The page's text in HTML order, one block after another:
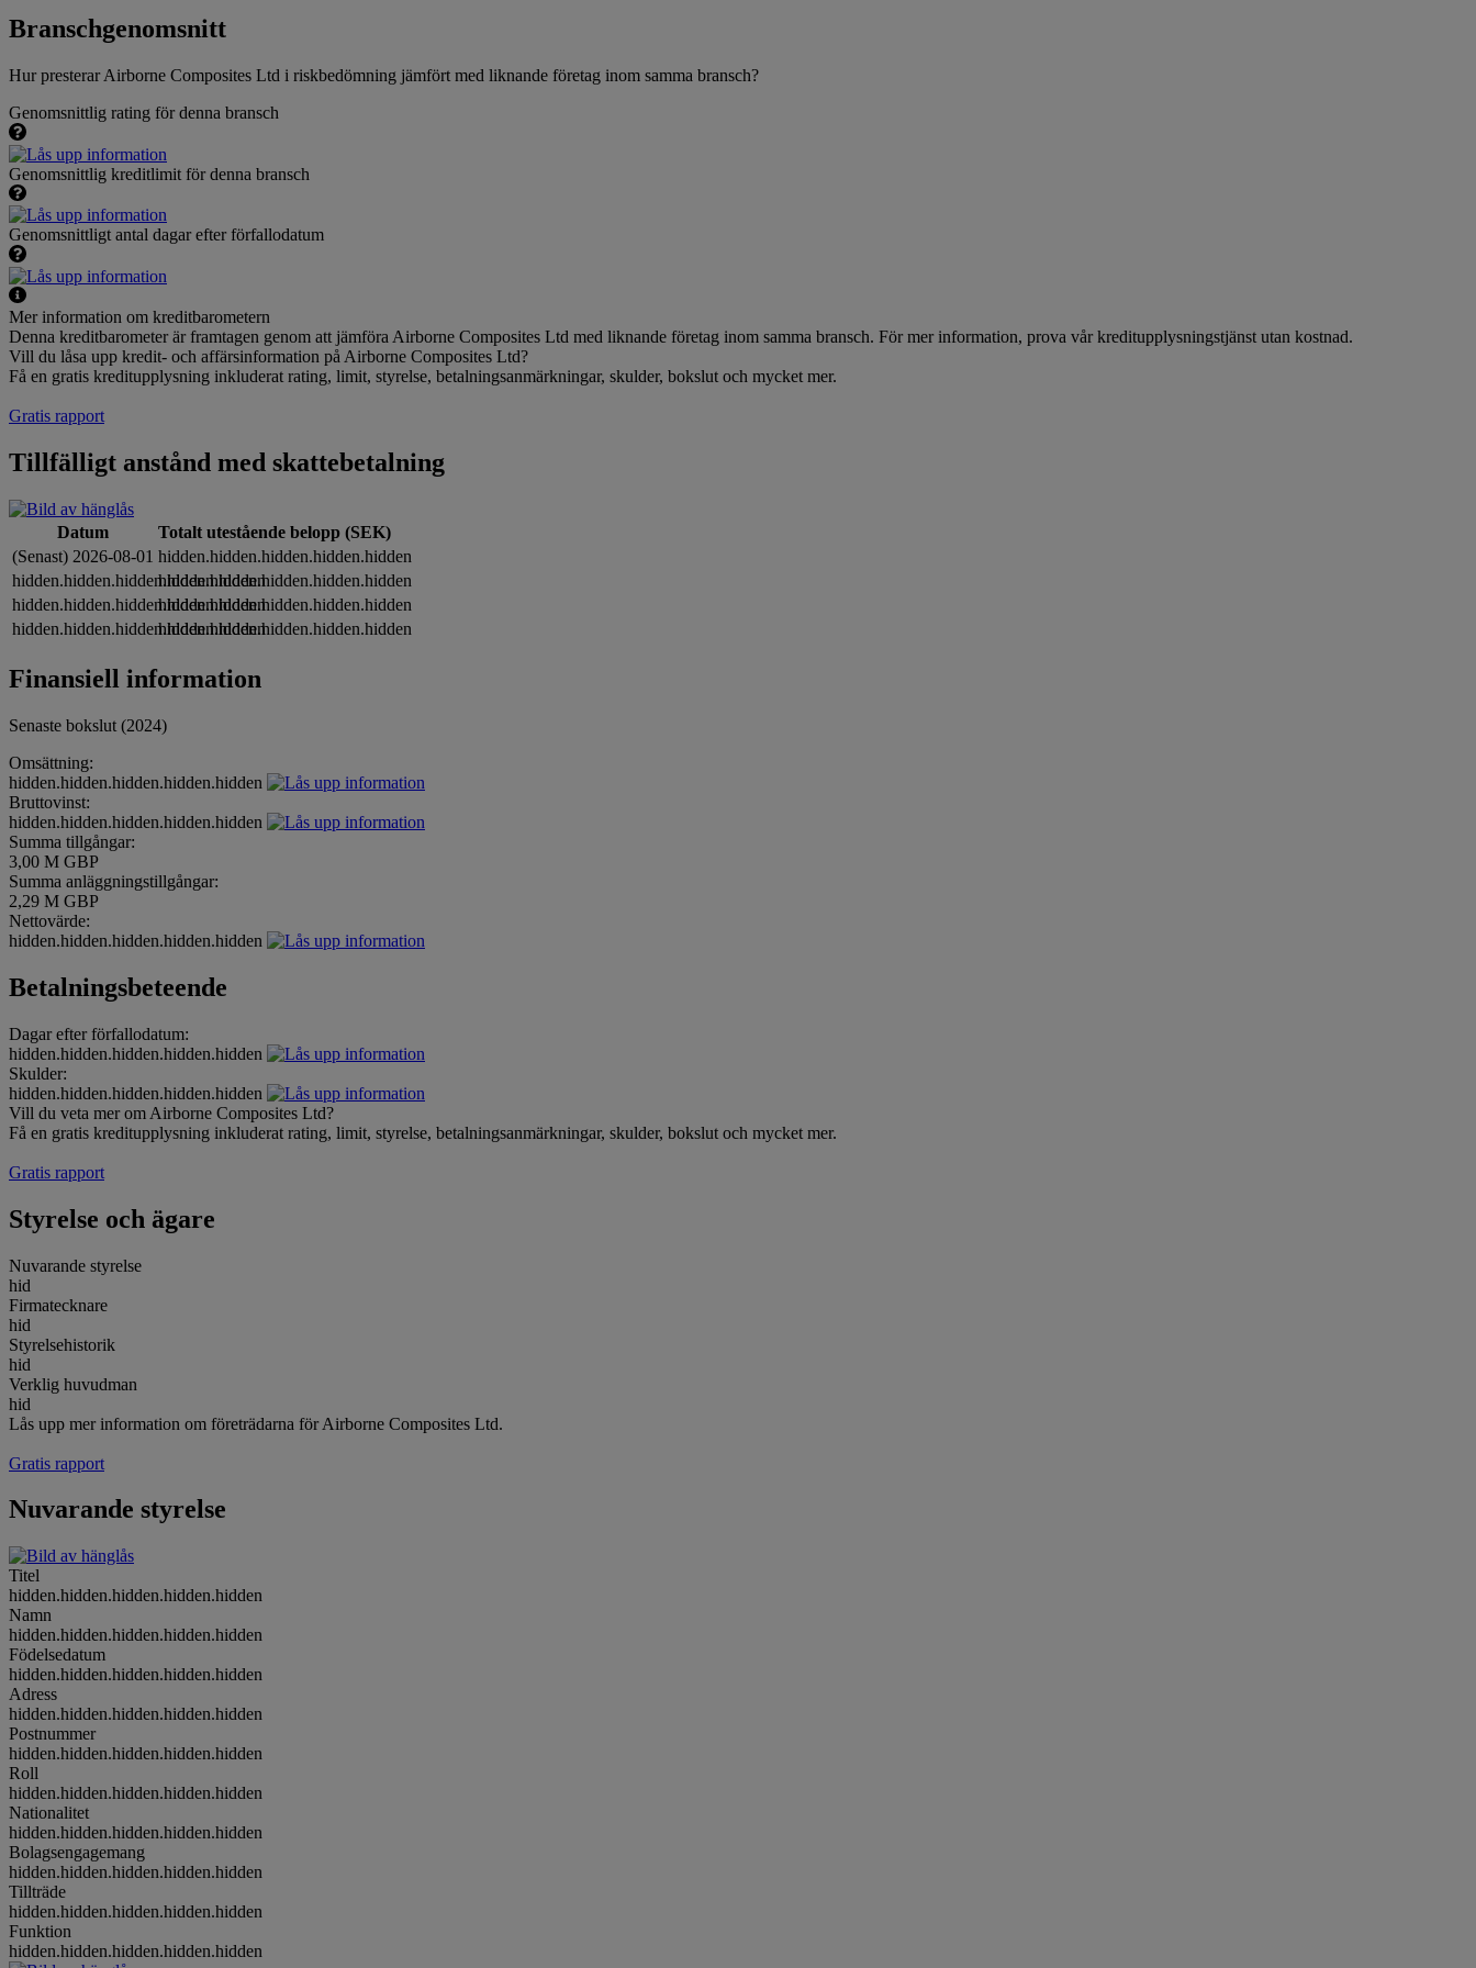
Branschgenomsnitt
Hur presterar Airborne Composites Ltd i riskbedömning jämfört med liknande företag inom samma bransch?
Genomsnittlig rating för denna bransch
Genomsnittlig kreditlimit för denna bransch
Genomsnittligt antal dagar efter förfallodatum
Mer information om kreditbarometern
Denna kreditbarometer är framtagen genom att jämföra Airborne Composites Ltd med liknande företag inom samma bransch. För mer information, prova vår kreditupplysningstjänst utan kostnad.
Vill du låsa upp kredit- och affärsinformation på Airborne Composites Ltd?
Få en gratis kreditupplysning inkluderat rating, limit, styrelse, betalningsanmärkningar, skulder, bokslut och mycket mer.
Gratis rapport
Tillfälligt anstånd med skattebetalning
Datum
Totalt utestående belopp (SEK)
(Senast) 2026-08-01 hidden.hidden.hidden.hidden.hidden
hidden.hidden.hidden.hidden.hiddenhidden.hidden.hidden.hidden.hidden
hidden.hidden.hidden.hidden.hiddenhidden.hidden.hidden.hidden.hidden
hidden.hidden.hidden.hidden.hiddenhidden.hidden.hidden.hidden.hidden
Finansiell information
Senaste bokslut (2024)
Omsättning:
hidden.hidden.hidden.hidden.hidden
Bruttovinst:
hidden.hidden.hidden.hidden.hidden
Summa tillgångar:
3,00 M GBP
Summa anläggningstillgångar:
2,29 M GBP
Nettovärde:
hidden.hidden.hidden.hidden.hidden
Betalningsbeteende
Dagar efter förfallodatum:
hidden.hidden.hidden.hidden.hidden
Skulder:
hidden.hidden.hidden.hidden.hidden
Vill du veta mer om Airborne Composites Ltd?
Få en gratis kreditupplysning inkluderat rating, limit, styrelse, betalningsanmärkningar, skulder, bokslut och mycket mer.
Gratis rapport
Styrelse och ägare
Nuvarande styrelse
hid
Firmatecknare
hid
Styrelsehistorik
hid
Verklig huvudman
hid
Lås upp mer information om företrädarna för Airborne Composites Ltd.
Gratis rapport
Nuvarande styrelse
Titel
hidden.hidden.hidden.hidden.hidden
Namn
hidden.hidden.hidden.hidden.hidden
Födelsedatum
hidden.hidden.hidden.hidden.hidden
Adress
hidden.hidden.hidden.hidden.hidden
Postnummer
hidden.hidden.hidden.hidden.hidden
Roll
hidden.hidden.hidden.hidden.hidden
Nationalitet
hidden.hidden.hidden.hidden.hidden
Bolagsengagemang
hidden.hidden.hidden.hidden.hidden
Tillträde
hidden.hidden.hidden.hidden.hidden
Funktion
hidden.hidden.hidden.hidden.hidden